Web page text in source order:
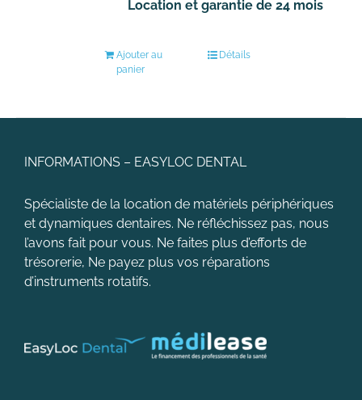
Location et garantie de 24 mois
Ajouter au
panier
Détails
INFORMATIONS – EASYLOC DENTAL
Spécialiste de la location de matériels périphériques
et dynamiques dentaires. Ne réfléchissez pas, nous
l’avons fait pour vous. Ne faites plus d’efforts de
trésorerie, Ne payez plus vos réparations
d’instruments rotatifs.